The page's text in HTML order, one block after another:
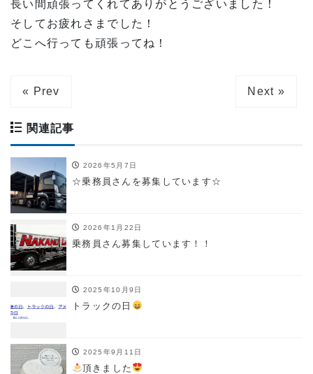
長い間頑張ってくれてありがとうございました！
そしてお疲れさまでした！
どこへ行っても頑張ってね！
« Prev Next »
関連記事
2026年5月7日
☆乗務員さんを募集しています☆
2026年1月22日
乗務員さん募集しています！！
2025年10月9日
トラックの日
2025年9月11日
頂きました